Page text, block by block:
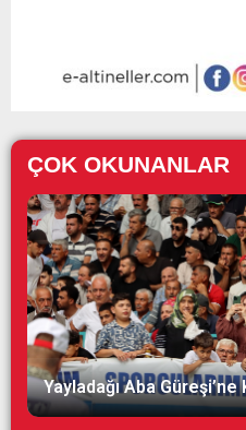
ÇOK OKUNANLAR
Yayladağı Aba Güreşi’ne